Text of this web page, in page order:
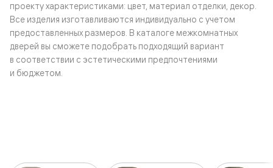
проекту характеристиками: цвет, материал отделки, декор.
Все изделия изготавливаются индивидуально с учетом
предоставленных размеров. В каталоге межкомнатных
дверей вы сможете подобрать подходящий вариант
в соответствии с эстетическими предпочтениями
и бюджетом.